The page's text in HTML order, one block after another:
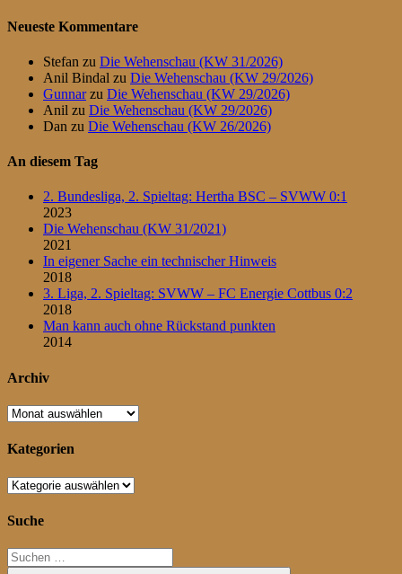
Neueste Kommentare
Stefan zu Die Wehenschau (KW 31/2026)
Anil Bindal zu Die Wehenschau (KW 29/2026)
Gunnarzu Die Wehenschau (KW 29/2026)
Anil zu Die Wehenschau (KW 29/2026)
Dan zu Die Wehenschau (KW 26/2026)
An diesem Tag
2. Bundesliga, 2. Spieltag: Hertha BSC – SVWW 0:1
2023
Die Wehenschau (KW 31/2021)
2021
In eigener Sache ein technischer Hinweis
2018
3. Liga, 2. Spieltag: SVWW – FC Energie Cottbus 0:2
2018
Man kann auch ohne Rückstand punkten
2014
Archiv
Archiv
Kategorien
Kategorien
Suche
Suchen
nach: